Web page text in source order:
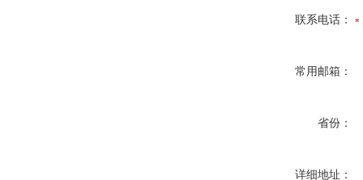
联系电话：
常用邮箱：
省份：
详细地址：